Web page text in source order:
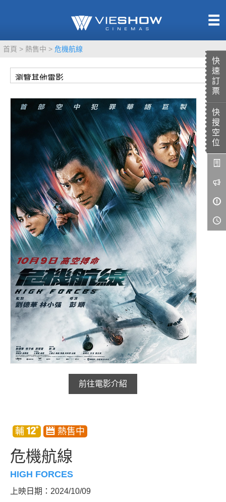
快
速
訂
票
快
搜
空
位
首頁 熱售中 危機航線
前往電影介紹
危機航線
HIGH FORCES
上映日期：2024/10/09
TITAN SCREEN
MUCROWN
IMAX
4DX
VR 演唱會
GOLD CLASS
AD口述影像
LIVE演唱會
影城餐飲
UNICORN
影城公告
影城活動
中獎名單
合作夥伴
商家介紹
加入iShow
會員Q&A